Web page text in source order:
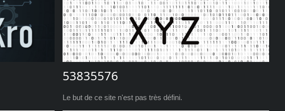
53835576
Le but de ce site n'est pas très défini.